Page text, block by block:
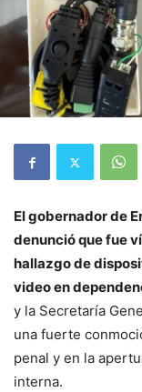
El gobernador de
denunció que fue
hallazgo de
video en
y la Secretaría
una fuerte
penal y en la
interna.